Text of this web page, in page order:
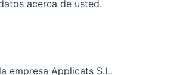
acerca de usted.
empresa Applicats S.L.